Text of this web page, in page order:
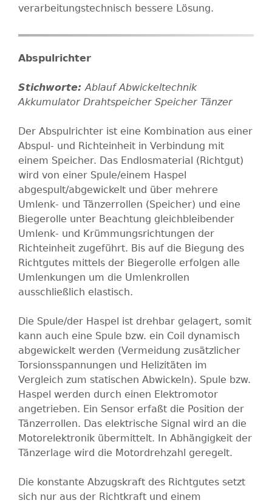
verarbeitungstechnisch bessere Lösung.
Abspulrichter
Ablauf Abwickeltechnik
Akkumulator Drahtspeicher Speicher Tänzer
Der Abspulrichter ist eine Kombination aus einer
Abspul- und Richteinheit in Verbindung mit
einem Speicher. Das Endlosmaterial (Richtgut)
wird von einer Spule/einem Haspel
abgespult/abgewickelt und über mehrere
Umlenk- und Tänzerrollen (Speicher) und eine
Biegerolle unter Beachtung gleichbleibender
Umlenk- und Krümmungsrichtungen der
Richteinheit zugeführt. Bis auf die Biegung des
Richtgutes mittels der Biegerolle erfolgen alle
Umlenkungen um die Umlenkrollen
ausschließlich elastisch.
Die Spule/der Haspel ist drehbar gelagert, somit
kann auch eine Spule bzw. ein Coil dynamisch
abgewickelt werden (Vermeidung zusätzlicher
Torsionsspannungen und Helizitäten im
Vergleich zum statischen Abwickeln). Spule bzw.
Haspel werden durch einen Elektromotor
angetrieben. Ein Sensor erfaßt die Position der
Tänzerrollen. Das elektrische Signal wird an die
Motorelektronik übermittelt. In Abhängigkeit der
Tänzerlage wird die Motordrehzahl geregelt.
Die konstante Abzugskraft des Richtgutes setzt
sich nur aus der Richtkraft und einem